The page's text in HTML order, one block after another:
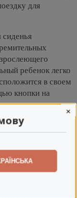
для
сиденья
ребенок легко
в своем
кнопки на
легко
защищает
вам
Ткани и
​​из 100%
для
×